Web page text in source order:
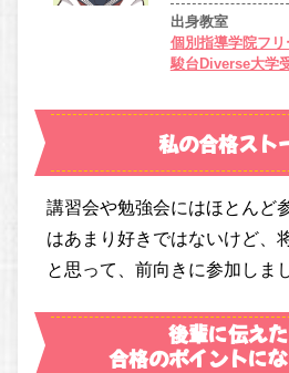
出身教室
個別指導学院フ
駿台Diverse大学
私の合格スト
講習会や勉強会にはほとんど
はあまり好きではないけど、
と思って、前向きに参加しま
後輩に伝えた
合格のポイントに